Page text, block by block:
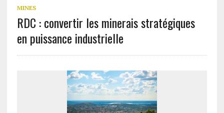
MINES
RDC : convertir les minerais stratégiques
en puissance industrielle